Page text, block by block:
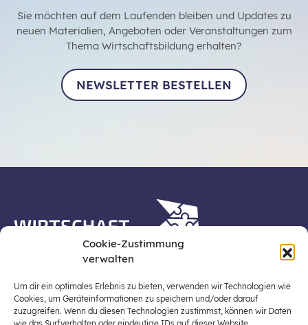
Cookie-Zustimmung
verwalten
Um dir ein optimales Erlebnis zu bieten, verwenden wir Technologien wie
Cookies, um Geräteinformationen zu speichern und/oder darauf
zuzugreifen. Wenn du diesen Technologien zustimmst, können wir Daten
Sie möchten auf dem Laufenden bleiben und Updates zu
neuen Materialien, Angeboten oder Veranstaltungen zum
Thema Wirtschaftsbildung erhalten?
NEWSLETTER BESTELLEN
Stiftung für Wirtschaftsbildung, Österreichs zentraler
Plattform für die Stärkung und Verbreiterung einer
lebensweltbezogenen und verantwortungsvollen